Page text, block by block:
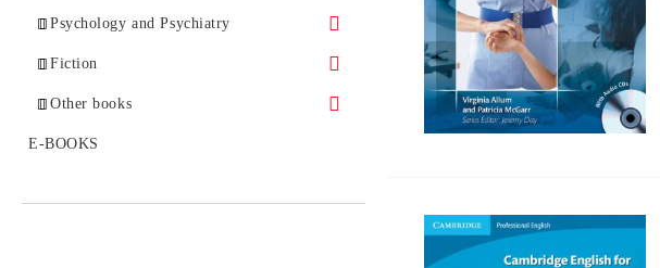
Psychology and Psychiatry
Analytical Psychology
Autism
Gestalt Psychology
Fiction
Bestsellers
Classical Prose
Other books
Politics and History
E-BOOKS